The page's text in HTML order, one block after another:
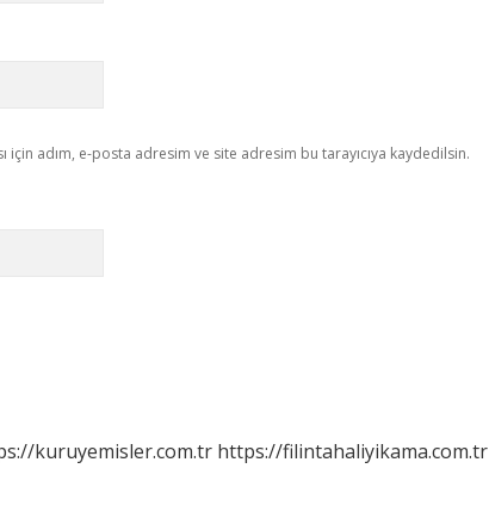
için adım, e-posta adresim ve site adresim bu tarayıcıya kaydedilsin.
kuruyemisler.com.tr https://filintahaliyikama.com.tr